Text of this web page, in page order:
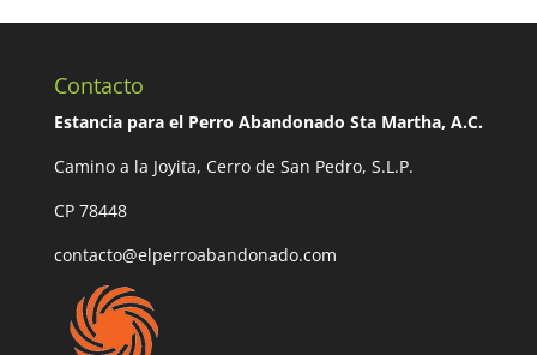
Contacto
Estancia para el Perro Abandonado Sta Martha, A.C.
Camino a la Joyita, Cerro de San Pedro, S.L.P.
CP 78448
contacto@elperroabandonado.com